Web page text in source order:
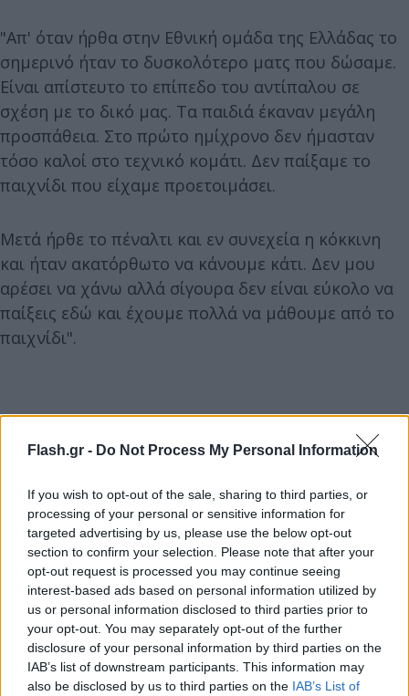
Flash.gr - Do Not Process My Personal Information
If you wish to opt-out of the sale, sharing to third parties, or
processing of your personal or sensitive information for
targeted advertising by us, please use the below opt-out
section to confirm your selection. Please note that after your
opt-out request is processed you may continue seeing
interest-based ads based on personal information utilized by
us or personal information disclosed to third parties prior to
your opt-out. You may separately opt-out of the further
disclosure of your personal information by third parties on the
IAB’s list of downstream participants. This information may
also be disclosed by us to third parties on the IAB’s List of
"Απ' όταν ήρθα στην Εθνική ομάδα της Ελλάδας το
σημερινό ήταν το δυσκολότερο ματς που δώσαμε.
Είναι απίστευτο το επίπεδο του αντίπαλου σε
σχέση με το δικό μας. Τα παιδιά έκαναν μεγάλη
προσπάθεια. Στο πρώτο ημίχρονο δεν ήμασταν
τόσο καλοί στο τεχνικό κομάτι. Δεν παίξαμε το
παιχνίδι που είχαμε προετοιμάσει.
Μετά ήρθε το πέναλτι και εν συνεχεία η κόκκινη
και ήταν ακατόρθωτο να κάνουμε κάτι. Δεν μου
αρέσει να χάνω αλλά σίγουρα δεν είναι εύκολο να
παίξεις εδώ και έχουμε πολλά να μάθουμε από το
παιχνίδι".